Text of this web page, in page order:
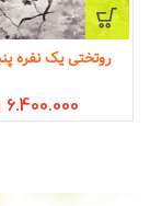
روتختی یک نفره
6.400.000